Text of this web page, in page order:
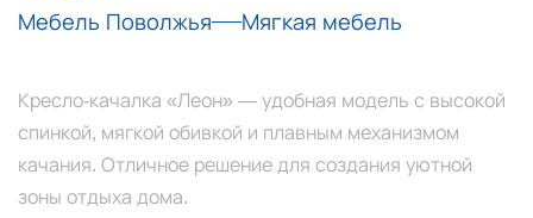
Мебель Поволжья Мягкая мебель
Кресло-качалка «Леон» — удобная модель с высокой
спинкой, мягкой обивкой и плавным механизмом
качания. Отличное решение для создания уютной
зоны отдыха дома.